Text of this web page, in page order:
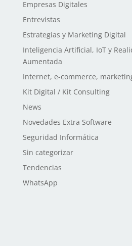
Empresas Digitales
Entrevistas
Estrategias y Marketing Digital
Inteligencia Artificial, IoT y
Aumentada
Internet, e-commerce,
Kit Digital / Kit Consulting
News
Novedades Extra Software
Seguridad Informática
Sin categorizar
Tendencias
WhatsApp